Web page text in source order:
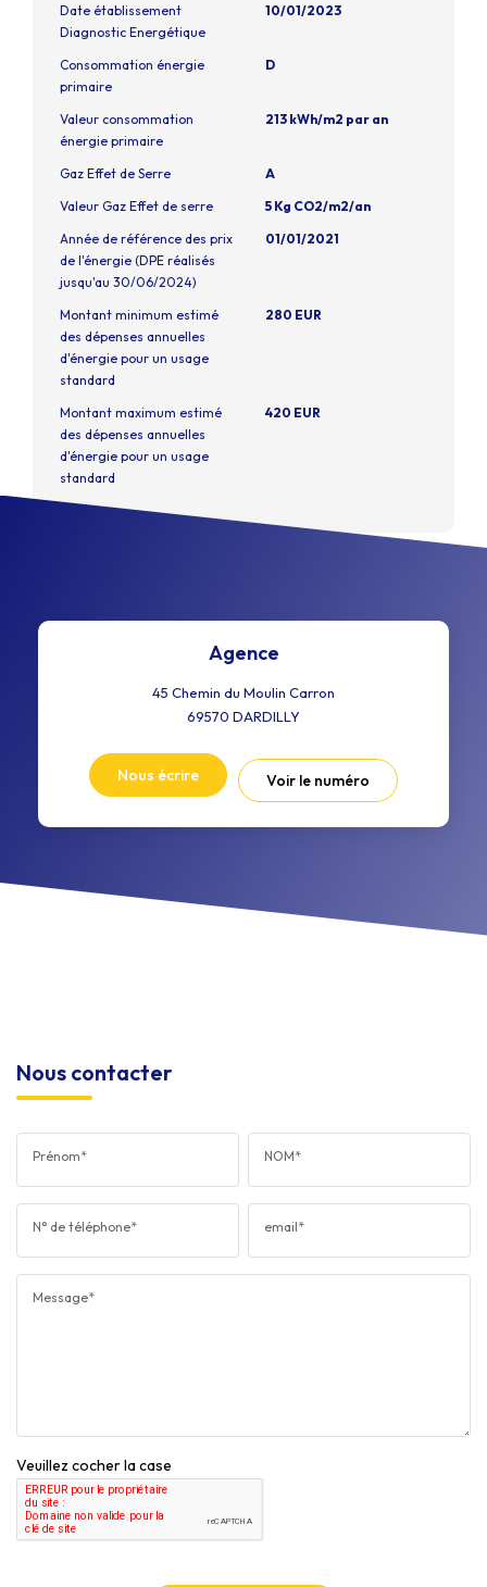
Date établissement
Diagnostic Energétique
10/01/2023
Consommation énergie
primaire
D
Valeur consommation
énergie primaire
213 kWh/m2 par an
Gaz Effet de Serre
A
Valeur Gaz Effet de serre
5 Kg CO2/m2/an
Année de référence des prix
de l'énergie (DPE réalisés
jusqu'au 30/06/2024)
01/01/2021
Montant minimum estimé
des dépenses annuelles
d'énergie pour un usage
standard
280 EUR
Montant maximum estimé
des dépenses annuelles
d'énergie pour un usage
standard
420 EUR
Agence
45 Chemin du Moulin Carron
69570 DARDILLY
Nous écrire Voir le numéro
Nous contacter
Prénom* NOM*
N° de téléphone* email*
Message*
Veuillez cocher la case